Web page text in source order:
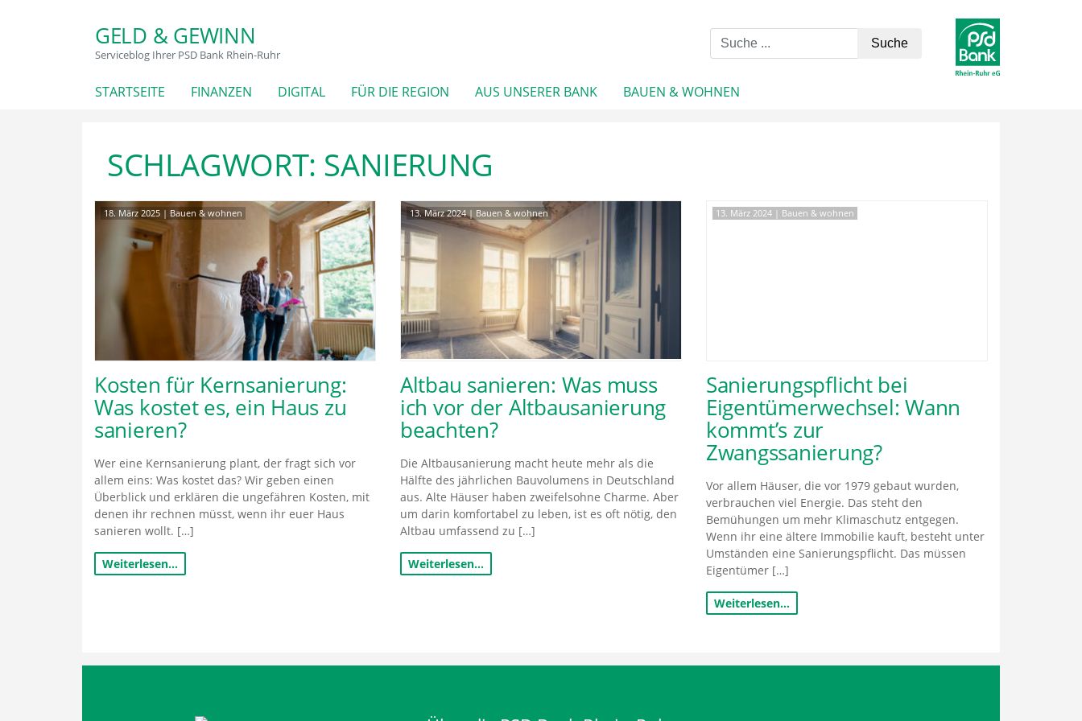
GELD & GEWINN
Serviceblog Ihrer PSD Bank Rhein-Ruhr
STARTSEITE FINANZEN DIGITAL FÜR DIE REGION AUS UNSERER BANK BAUEN & WOHNEN
SCHLAGWORT: SANIERUNG
18. März 2025 | Bauen & wohnen
Kosten für Kernsanierung:
Was kostet es, ein Haus zu
sanieren?
Wer eine Kernsanierung plant, der fragt sich vor
allem eins: Was kostet das? Wir geben einen
Überblick und erklären die ungefähren Kosten, mit
denen ihr rechnen müsst, wenn ihr euer Haus
sanieren wollt. […]
Weiterlesen…
13. März 2024| Bauen & wohnen
Altbau sanieren: Was muss
ich vor der Altbausanierung
beachten?
Die Altbausanierung macht heute mehr als die
Hälfte des jährlichen Bauvolumens in Deutschland
aus. Alte Häuser haben zweifelsohne Charme. Aber
um darin komfortabel zu leben, ist es oft nötig, den
Altbau umfassend zu […]
Weiterlesen…
13. März 2024| Bauen & wohnen
Sanierungspflicht bei
Eigentümerwechsel: Wann
kommt’s zur
Zwangssanierung?
Vor allem Häuser, die vor 1979 gebaut wurden,
verbrauchen viel Energie. Das steht den
Bemühungen um mehr Klimaschutz entgegen.
Wenn ihr eine ältere Immobilie kauft, besteht unter
Umständen eine Sanierungspflicht. Das müssen
Eigentümer […]
Weiterlesen…